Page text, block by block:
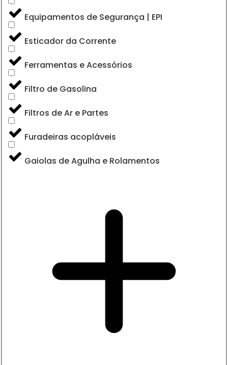
Equipamentos de Segurança | EPI
Esticador da Corrente
Ferramentas e Acessórios
Filtro de Gasolina
Filtros de Ar e Partes
Furadeiras acopláveis
Gaiolas de Agulha e Rolamentos